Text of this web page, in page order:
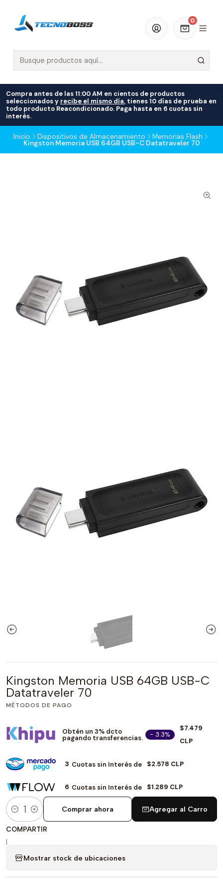
0
Compra antes de las 11:00 AM en cientos de productos
seleccionados y recibe el mismo día, tienes 10 días de prueba en
todo producto Reacondicionado. Paga hasta en 6 cuotas sin
interés.
Inicio Dispositivos de Almacenamiento Memorias Flash
Kingston Memoria USB 64GB USB-C Datatraveler 70
Kingston Memoria USB 64GB USB-C
Datatraveler 70
MÉTODOS DE PAGO
Obtén un 3% dcto
pagando transferencias. - 3.3%
$7.479
CLP
3 Cuotas sin Interés de $2.578 CLP
6 Cuotas sin Interés de $1.289 CLP
Cantidad
Agregar al Carro
Comprar ahora
COMPARTIR
|
Mostrar stock de ubicaciones